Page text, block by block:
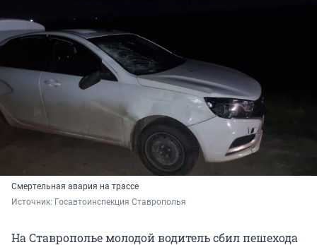
Смертельная авария на трассе
Источник: Госавтоинспекция Ставрополья
На Ставрополье молодой водитель сбил пешехода